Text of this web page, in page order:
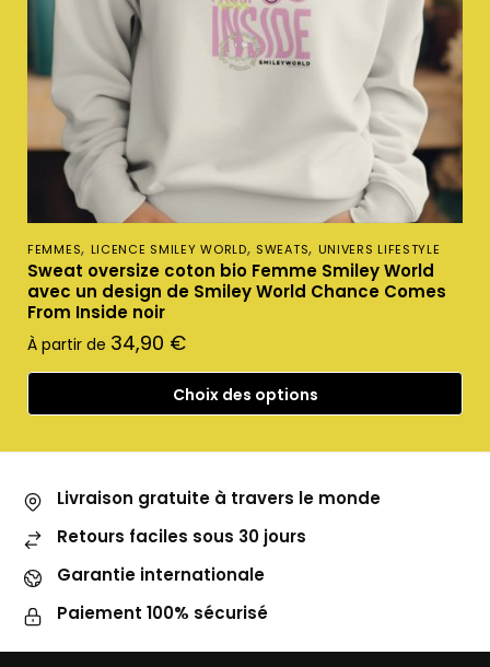
FEMMES, LICENCE SMILEY WORLD, SWEATS, UNIVERS LIFESTYLE
Sweat oversize coton bio Femme Smiley World
avec un design de Smiley World Chance Comes
From Inside noir
À partir de 34,90 €
Choix des options
Livraison gratuite à travers le monde
Retours faciles sous 30 jours
Garantie internationale
Paiement 100% sécurisé